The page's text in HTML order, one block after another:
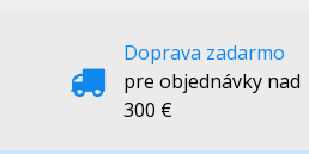
Doprava zadarmo
pre objednávky nad
300 €